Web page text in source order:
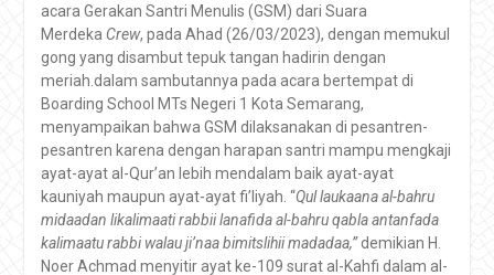
acara Gerakan Santri Menulis (GSM) dari Suara
Merdeka Crew, pada Ahad (26/03/2023), dengan memukul
gong yang disambut tepuk tangan hadirin dengan
meriah.dalam sambutannya pada acara bertempat di
Boarding School MTs Negeri 1 Kota Semarang,
menyampaikan bahwa GSM dilaksanakan di pesantren-
pesantren karena dengan harapan santri mampu mengkaji
ayat-ayat al-Qur’an lebih mendalam baik ayat-ayat
kauniyah maupun ayat-ayat fi’liyah. “Qul laukaana al-bahru
midaadan likalimaati rabbii lanafida al-bahru qabla antanfada
kalimaatu rabbi walau ji’naa bimitslihii madadaa,”demikian H.
Noer Achmad menyitir ayat ke-109 surat al-Kahfi dalam al-